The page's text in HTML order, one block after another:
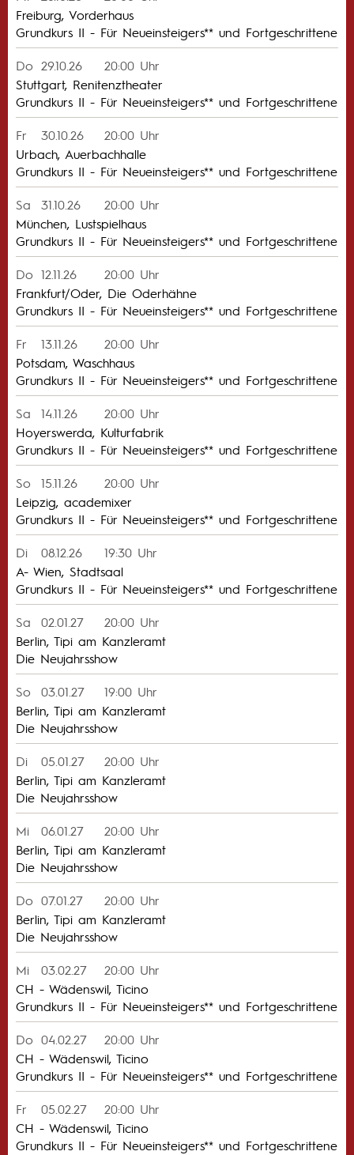
Freiburg, Vorderhaus
Grundkurs II - Für Neueinsteigers** und Fortgeschrittene
Do 29.10.26
20:00 Uhr
Stuttgart, Renitenztheater
Grundkurs II - Für Neueinsteigers** und Fortgeschrittene
Fr
30.10.26
20:00 Uhr
Urbach, Auerbachhalle
Grundkurs II - Für Neueinsteigers** und Fortgeschrittene
Sa
31.10.26
20:00 Uhr
München, Lustspielhaus
Grundkurs II - Für Neueinsteigers** und Fortgeschrittene
Do 12.11.26
20:00 Uhr
Frankfurt/Oder, Die Oderhähne
Grundkurs II - Für Neueinsteigers** und Fortgeschrittene
Fr
13.11.26
20:00 Uhr
Potsdam, Waschhaus
Grundkurs II - Für Neueinsteigers** und Fortgeschrittene
Sa
14.11.26
20:00 Uhr
Hoyerswerda, Kulturfabrik
Grundkurs II - Für Neueinsteigers** und Fortgeschrittene
So
15.11.26
20:00 Uhr
Leipzig, academixer
Grundkurs II - Für Neueinsteigers** und Fortgeschrittene
Di
08.12.26
19:30 Uhr
A- Wien, Stadtsaal
Grundkurs II - Für Neueinsteigers** und Fortgeschrittene
Sa
02.01.27
20:00 Uhr
Berlin, Tipi am Kanzleramt
Die Neujahrsshow
So
03.01.27
19:00 Uhr
Berlin, Tipi am Kanzleramt
Die Neujahrsshow
Di
05.01.27
20:00 Uhr
Berlin, Tipi am Kanzleramt
Die Neujahrsshow
Mi
06.01.27
20:00 Uhr
Berlin, Tipi am Kanzleramt
Die Neujahrsshow
Do 07.01.27
20:00 Uhr
Berlin, Tipi am Kanzleramt
Die Neujahrsshow
Mi
03.02.27
20:00 Uhr
CH - Wädenswil, Ticino
Grundkurs II - Für Neueinsteigers** und Fortgeschrittene
Do 04.02.27
20:00 Uhr
CH - Wädenswil, Ticino
Grundkurs II - Für Neueinsteigers** und Fortgeschrittene
Fr
05.02.27
20:00 Uhr
CH - Wädenswil, Ticino
Grundkurs II - Für Neueinsteigers** und Fortgeschrittene